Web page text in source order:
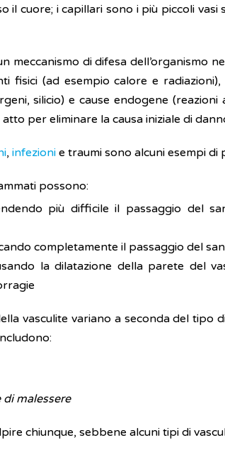
il cuore; i capillari sono i più piccoli
meccanismo di difesa dell’organismo
fisici (ad esempio calore e radiazioni),
silicio) e cause endogene
per eliminare la causa iniziale di
, infezioni e traumi sono alcuni esempi
possono:
più difficile il passaggio del
completamente il passaggio del
la dilatazione della parete del
vasculite variano a seconda del tipo
di malessere
chiunque, sebbene alcuni tipi di